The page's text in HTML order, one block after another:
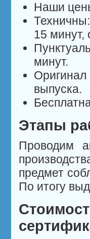
Наши
15 минут,
минут.
выпуска.
Этапы
Проводим
предмет
По итогу